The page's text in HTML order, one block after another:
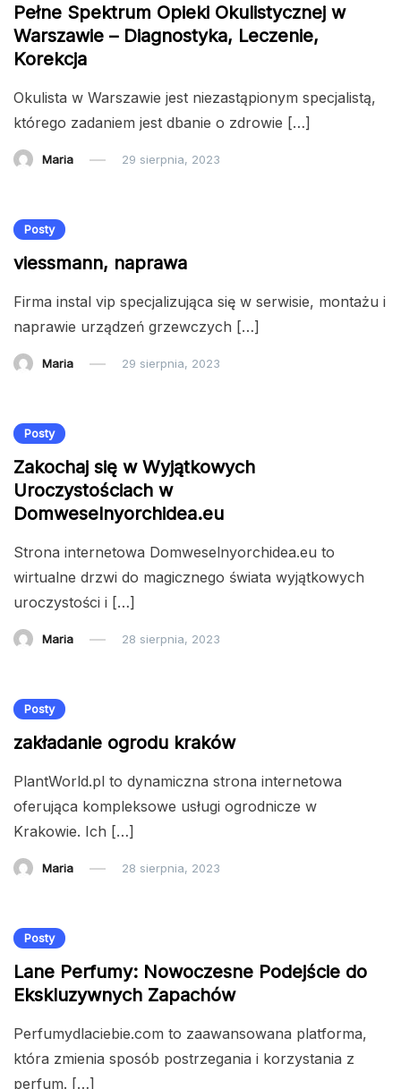
Pełne Spektrum Opieki Okulistycznej w
Warszawie – Diagnostyka, Leczenie,
Korekcja
Okulista w Warszawie jest niezastąpionym specjalistą,
którego zadaniem jest dbanie o zdrowie […]
Maria 29 sierpnia, 2023
Posty
viessmann, naprawa
Firma instal vip specjalizująca się w serwisie, montażu i
naprawie urządzeń grzewczych […]
Maria 29 sierpnia, 2023
Posty
Zakochaj się w Wyjątkowych
Uroczystościach w
Domweselnyorchidea.eu
Strona internetowa Domweselnyorchidea.eu to
wirtualne drzwi do magicznego świata wyjątkowych
uroczystości i […]
Maria 28 sierpnia, 2023
Posty
zakładanie ogrodu kraków
PlantWorld.pl to dynamiczna strona internetowa
oferująca kompleksowe usługi ogrodnicze w
Krakowie. Ich […]
Maria 28 sierpnia, 2023
Posty
Lane Perfumy: Nowoczesne Podejście do
Ekskluzywnych Zapachów
Perfumydlaciebie.com to zaawansowana platforma,
która zmienia sposób postrzegania i korzystania z
perfum. […]